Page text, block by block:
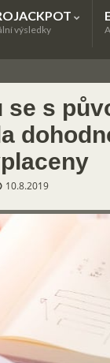
výsledky
se s
10.8.2019